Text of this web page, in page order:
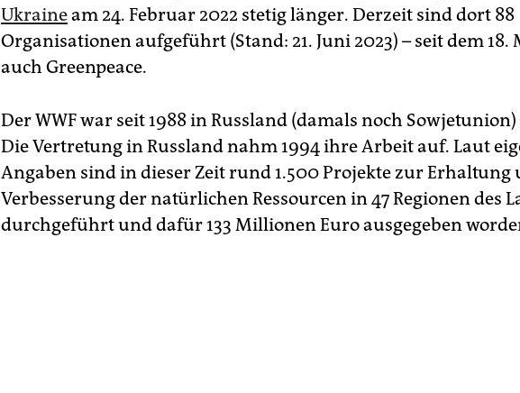
Ukraineam 24. Februar 2022 stetig länger. Derzeit sind dort 88
Organisationen aufgeführt (Stand: 21. Juni 2023) – seit dem 18.
auch Greenpeace.
Der WWF war seit 1988 in Russland (damals noch
Die Vertretung in Russland nahm 1994 ihre Arbeit auf. Laut
Angaben sind in dieser Zeit rund 1.500 Projekte zur Erhaltung
Verbesserung der natürlichen Ressourcen in 47 Regionen des
durchgeführt und dafür 133 Millionen Euro ausgegeben